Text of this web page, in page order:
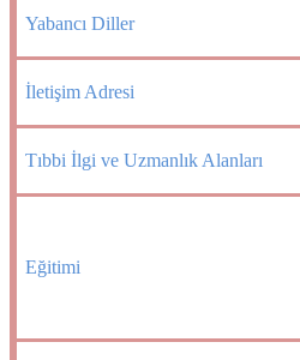
Yabancı Diller
İletişim Adresi
Tıbbi İlgi ve Uzmanlık Alanları
Eğitimi